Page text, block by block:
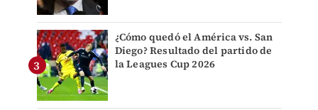
¿Cómo quedó el América vs. San
Diego? Resultado del partido de
la Leagues Cup 2026